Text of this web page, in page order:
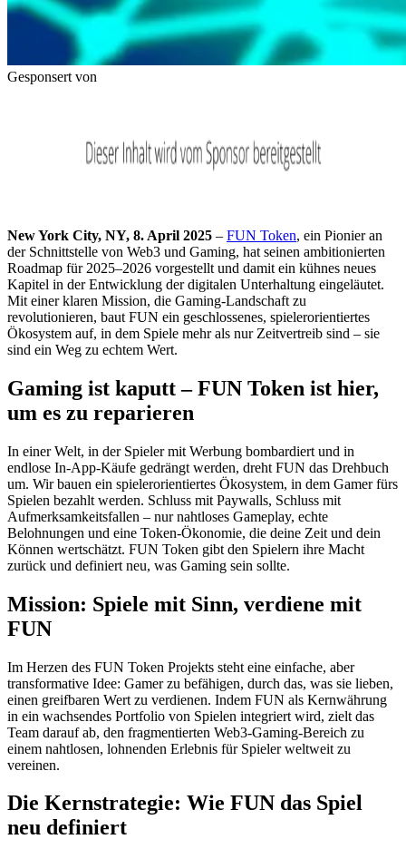
Gesponsert von
New York City, NY, 8. April 2025 – FUN Token, ein Pionier an
der Schnittstelle von Web3 und Gaming, hat seinen ambitionierten
Roadmap für 2025–2026 vorgestellt und damit ein kühnes neues
Kapitel in der Entwicklung der digitalen Unterhaltung eingeläutet.
Mit einer klaren Mission, die Gaming-Landschaft zu
revolutionieren, baut FUN ein geschlossenes, spielerorientiertes
Ökosystem auf, in dem Spiele mehr als nur Zeitvertreib sind – sie
sind ein Weg zu echtem Wert.
Gaming ist kaputt – FUN Token ist hier,
um es zu reparieren
In einer Welt, in der Spieler mit Werbung bombardiert und in
endlose In-App-Käufe gedrängt werden, dreht FUN das Drehbuch
um. Wir bauen ein spielerorientiertes Ökosystem, in dem Gamer fürs
Spielen bezahlt werden. Schluss mit Paywalls, Schluss mit
Aufmerksamkeitsfallen – nur nahtloses Gameplay, echte
Belohnungen und eine Token-Ökonomie, die deine Zeit und dein
Können wertschätzt. FUN Token gibt den Spielern ihre Macht
zurück und definiert neu, was Gaming sein sollte.
Mission: Spiele mit Sinn, verdiene mit
FUN
Im Herzen des FUN Token Projekts steht eine einfache, aber
transformative Idee: Gamer zu befähigen, durch das, was sie lieben,
einen greifbaren Wert zu verdienen. Indem FUN als Kernwährung
in ein wachsendes Portfolio von Spielen integriert wird, zielt das
Team darauf ab, den fragmentierten Web3-Gaming-Bereich zu
einem nahtlosen, lohnenden Erlebnis für Spieler weltweit zu
vereinen.
Die Kernstrategie: Wie FUN das Spiel
neu definiert